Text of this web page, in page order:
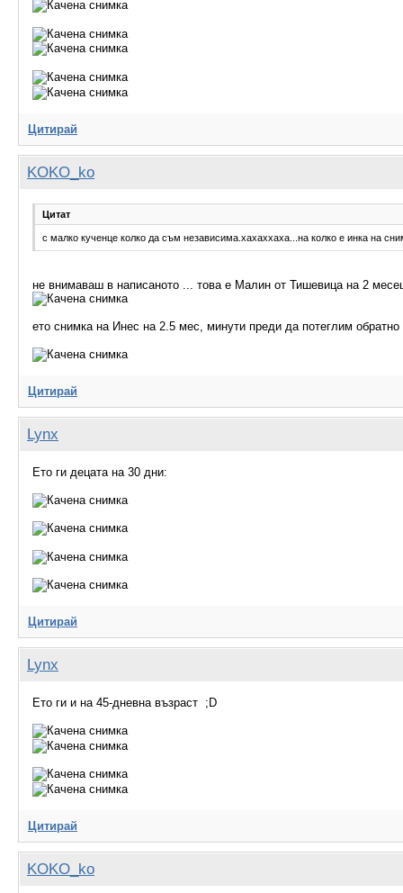
Цитирай
KOKO_ko
Цитат
с малко кученце колко да съм независима.хахаххаха...на колко е инка на
не внимаваш в написаното ... това е Малин от Тишевица на 2
ето снимка на Инес на 2.5 мес, минути преди да потеглим
Цитирай
Lynx
Ето ги децата на 30 дни:
Цитирай
Lynx
Ето ги и на 45-дневна възраст ;D
Цитирай
KOKO_ko